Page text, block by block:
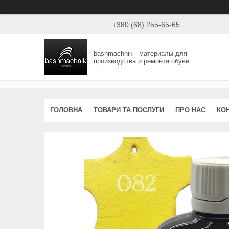
+380 (68) 255-65-65
bashmachnik - материалы для
производства и ремонта обуви
ГОЛОВНА ТОВАРИ ТА ПОСЛУГИ ПРО НАС